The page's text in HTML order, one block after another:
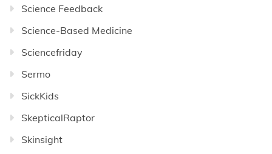
Science Feedback
Science-Based Medicine
Sciencefriday
Sermo
SickKids
SkepticalRaptor
Skinsight